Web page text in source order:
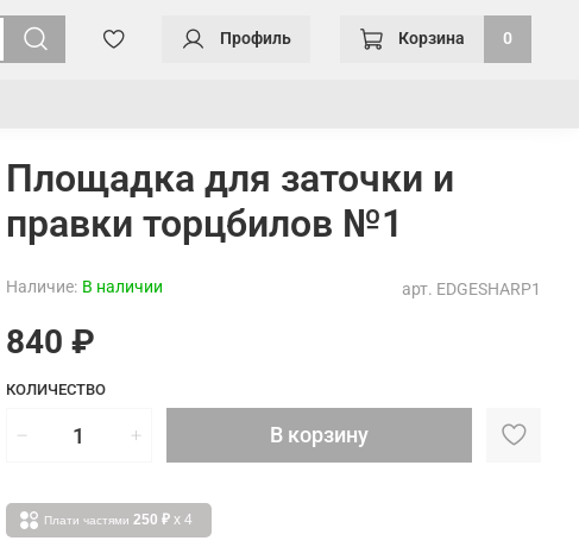
Профиль Корзина 0
арт. EDGESHARP1
Наличие: В наличии
Площадка для заточки и
правки торцбилов №1
840 ₽
КОЛИЧЕСТВО
В корзину
Плати частями 250 ₽ x 4